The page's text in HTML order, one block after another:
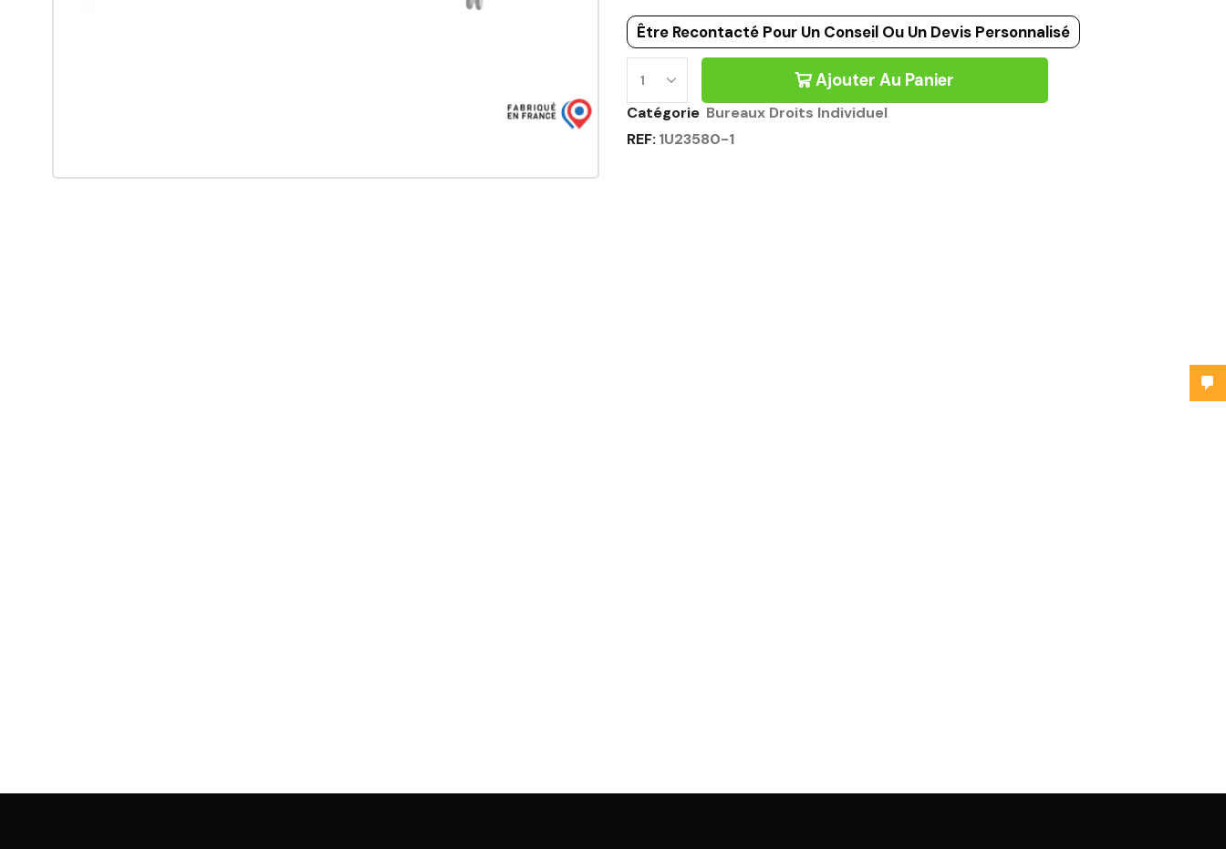
Être Recontacté Pour Un Conseil Ou Un Devis Personnalisé
Ajouter Au Panier
Catégorie Bureaux Droits Individuel
REF: 1U23580-1